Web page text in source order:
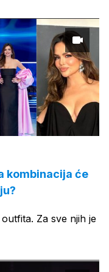
kombinacija će
Za sve njih je